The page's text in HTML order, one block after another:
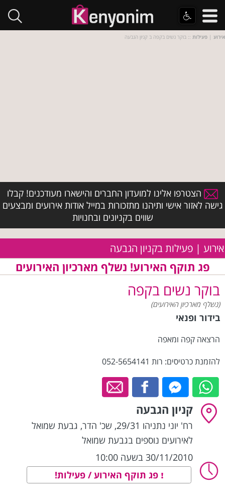
אירוע | פעילות :: בוקר נשים בקפה ב קניון הגבעה
הצטרפו אלינו למועדון החברים והישארו מעודכנים! קבלו
גישה לאזור אישי ותיהנו מתזכורות במייל אודות אירועים ומבצעים
שווים בקניונים ובחנויות
אירוע | פעילות בקניון הגבעה
פג תוקף האירוע! נשלף מארכיון האירועים
בוקר נשים בקפה
(נשלף מארכיון האירועים)
בידור ופנאי
הרצאה קפה ומאפה
להזמנת כרטיסים: רות 052-5654141
קניון הגבעה
רח' יוני נתניהו 29/31, שכ' הדר , גבעת שמואל
לאירועים נוספים בגבעת שמואל
30/11/2010 בשעה 10:00
פג תוקף האירוע / פעילות!